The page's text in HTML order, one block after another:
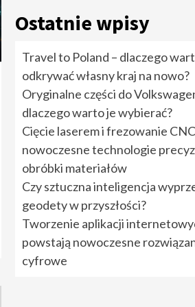
5
1
dlaczego
odkrywać
na nowo?
2
Oryginalne
Volkswagena –
dlaczego
3
Cięcie
frezowanie
nowoczesne
technologie
precyzyjnej
Ostatnie wpisy
Travel to Poland – dlaczego
odkrywać własny kraj na nowo?
Oryginalne części do
dlaczego warto je wybierać?
Cięcie laserem i frezowanie
nowoczesne technologie
obróbki materiałów
Czy sztuczna inteligencja
geodety w przyszłości?
Tworzenie aplikacji
powstają nowoczesne
cyfrowe